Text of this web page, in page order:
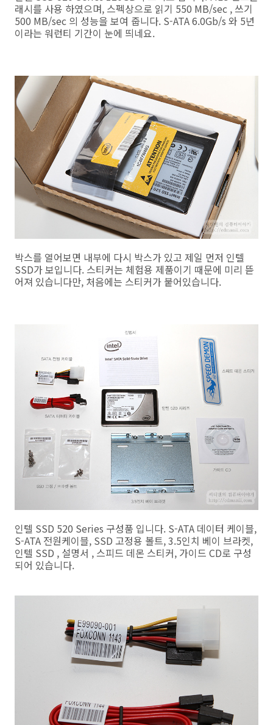
래시를 사용 하였으며, 스펙상으로 읽기 550 MB/sec , 쓰기
500 MB/sec 의 성능을 보여 줍니다. S-ATA 6.0Gb/s 와 5년
이라는 워런티 기간이 눈에 띄네요.
박스를 열어보면 내부에 다시 박스가 있고 제일 먼저 인텔
SSD가 보입니다. 스티커는 체험용 제품이기 때문에 미리 뜯
어져 있습니다만, 처음에는 스티커가 붙어있습니다.
인텔 SSD 520 Series 구성품 입니다. S-ATA 데이터 케이블,
S-ATA 전원케이블, SSD 고정용 볼트, 3.5인치 베이 브라켓,
인텔 SSD , 설명서 , 스피드 데몬 스티커, 가이드 CD로 구성
되어 있습니다.